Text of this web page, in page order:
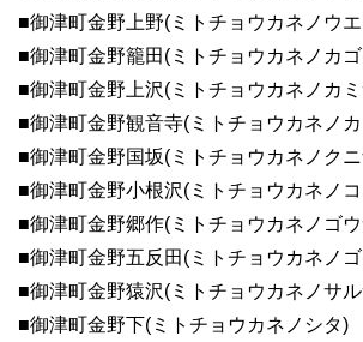
■御津町金野上野(ミトチョウカネノウ
■御津町金野籠田(ミトチョウカネノカ
■御津町金野上沢(ミトチョウカネノカ
■御津町金野観音寺(ミトチョウカネノ
■御津町金野国坂(ミトチョウカネノク
■御津町金野小根沢(ミトチョウカネノ
■御津町金野郷作(ミトチョウカネノゴ
■御津町金野五反田(ミトチョウカネノ
■御津町金野猿沢(ミトチョウカネノサ
■御津町金野下(ミトチョウカネノシタ)